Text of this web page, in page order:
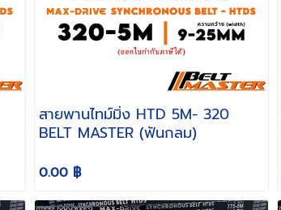
สายพานไทม์มิ่ง HTD 5M- 320
BELT MASTER (ฟันกลม)
0.00 ฿